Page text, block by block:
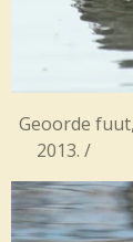
Geoorde